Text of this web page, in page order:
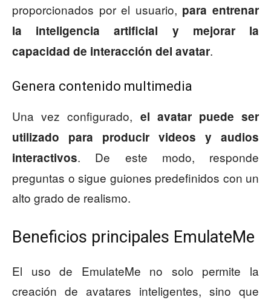
proporcionados por el usuario, para entrenar
la inteligencia artificial y mejorar la
capacidad de interacción del avatar.
Genera contenido multimedia
Una vez configurado, el avatar puede ser
utilizado para producir videos y audios
interactivos. De este modo, responde
preguntas o sigue guiones predefinidos con un
alto grado de realismo.
Beneficios principales EmulateMe
El uso de EmulateMe no solo permite la
creación de avatares inteligentes, sino que